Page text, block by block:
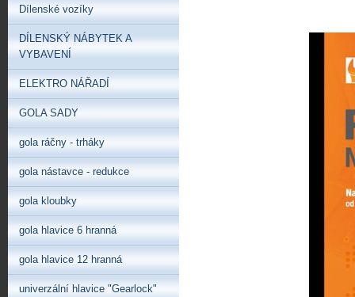
Dílenské vozíky
DÍLENSKÝ NÁBYTEK A
VYBAVENÍ
ELEKTRO NÁŘADÍ
GOLA SADY
gola ráčny - trháky
gola nástavce - redukce
gola kloubky
gola hlavice 6 hranná
gola hlavice 12 hranná
univerzální hlavice "Gearlock"